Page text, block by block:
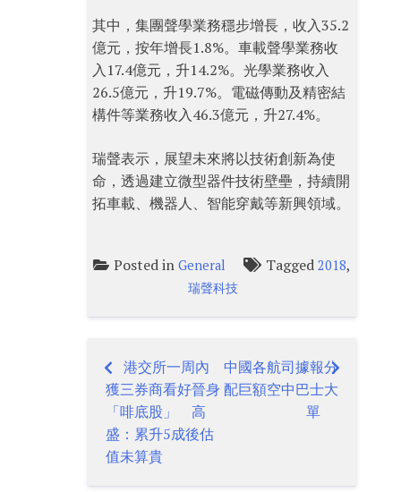
其中，集團聲學業務穩步增長，收入35.2
億元，按年增長1.8%。車載聲學業務收
入17.4億元，升14.2%。光學業務收入
26.5億元，升19.7%。電磁傳動及精密結
構件等業務收入46.3億元，升27.4%。
瑞聲表示，展望未來將以技術創新為使
命，透過建立微型器件技術壁壘，持續開
拓車載、機器人、智能穿戴等新興領域。
Posted inGeneral Tagged2018,
瑞聲科技
Post
navigation
港交所一周內
獲三券商看好晉身
「啡底股」 高
盛：累升5成後估
值未算貴
中國各航司據報分
配巨額空中巴士大
單